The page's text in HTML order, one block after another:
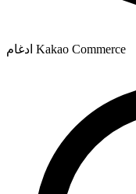
ادغام Kakao Commerce